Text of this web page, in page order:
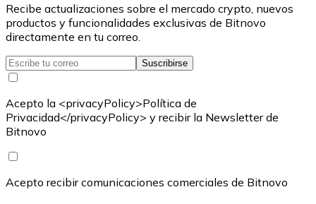
Recibe actualizaciones sobre el mercado crypto, nuevos
productos y funcionalidades exclusivas de Bitnovo
directamente en tu correo.
Suscribirse
Acepto la <privacyPolicy>Política de
Privacidad</privacyPolicy> y recibir la Newsletter de
Bitnovo
Acepto recibir comunicaciones comerciales de Bitnovo